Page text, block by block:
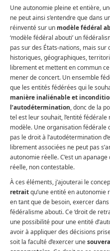
Une autonomie pleine et entière,
ne peut ainsi s’entendre que dans
réinventé sur un modèle fédéral
‘modèle fédéral abouti’ un
pas sur des États-nations, mais sur
historiques, géographiques,
librement et mettent en commun
mener de concert. Un ensemble
que les entités fédérées qui le
manière inaliénable et
l’autodétermination, donc de la
tel est leur souhait, l’entité fédérale
modèle. Une organisation fédérale
pas le droit à l’autodétermination
librement associées ne peut pas
autonomie réelle. C’est un apanage
réelle, non contestable.
À ces éléments, j’ajouterai le
retraitqu’une entité en autonomie
en tant que de besoin, exercer dans
fédéralisme abouti. Ce ‘droit de
une possibilité pour une entité
avoir à appliquer des décisions
soit la faculté d’exercer une